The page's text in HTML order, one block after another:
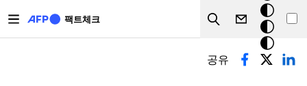
팩트체크
Search
크
모
드
기본탭
공유